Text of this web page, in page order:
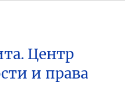
Центр
и права